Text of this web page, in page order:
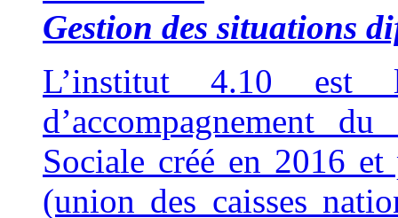
Gestion des situations
L’institut 4.10
d’accompagnement
Sociale créé en 2016
(union des caisses